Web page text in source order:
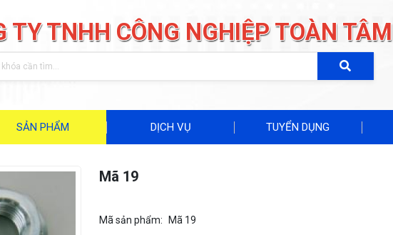
TY TNHH CÔNG NGHIỆP TOÀN TÂM
SẢN PHẨM DỊCH VỤ TUYỂN DỤNG
Mã 19
Mã sản phẩm: Mã 19